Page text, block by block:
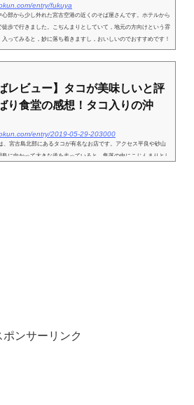
entry/fukuya
心部から少し外れた宮古空港の近くのそば屋さんです。ホテルから
徒歩で行きました。こぢんまりとしていて，地元の方向けという雰
入ってみると，妙に落ち着きますし，おいしいのでおすすめです！
レビュー】タコが美味しいと評
り食堂の感想！タコ入りの沖
entry/2019-05-29-203000
、宮古島北部にあるタコが有名なお店です。アクセス平良や砂山
島に向かって大きな道を走っていると、集落の中にこじんまりとし
ポンサーリンク